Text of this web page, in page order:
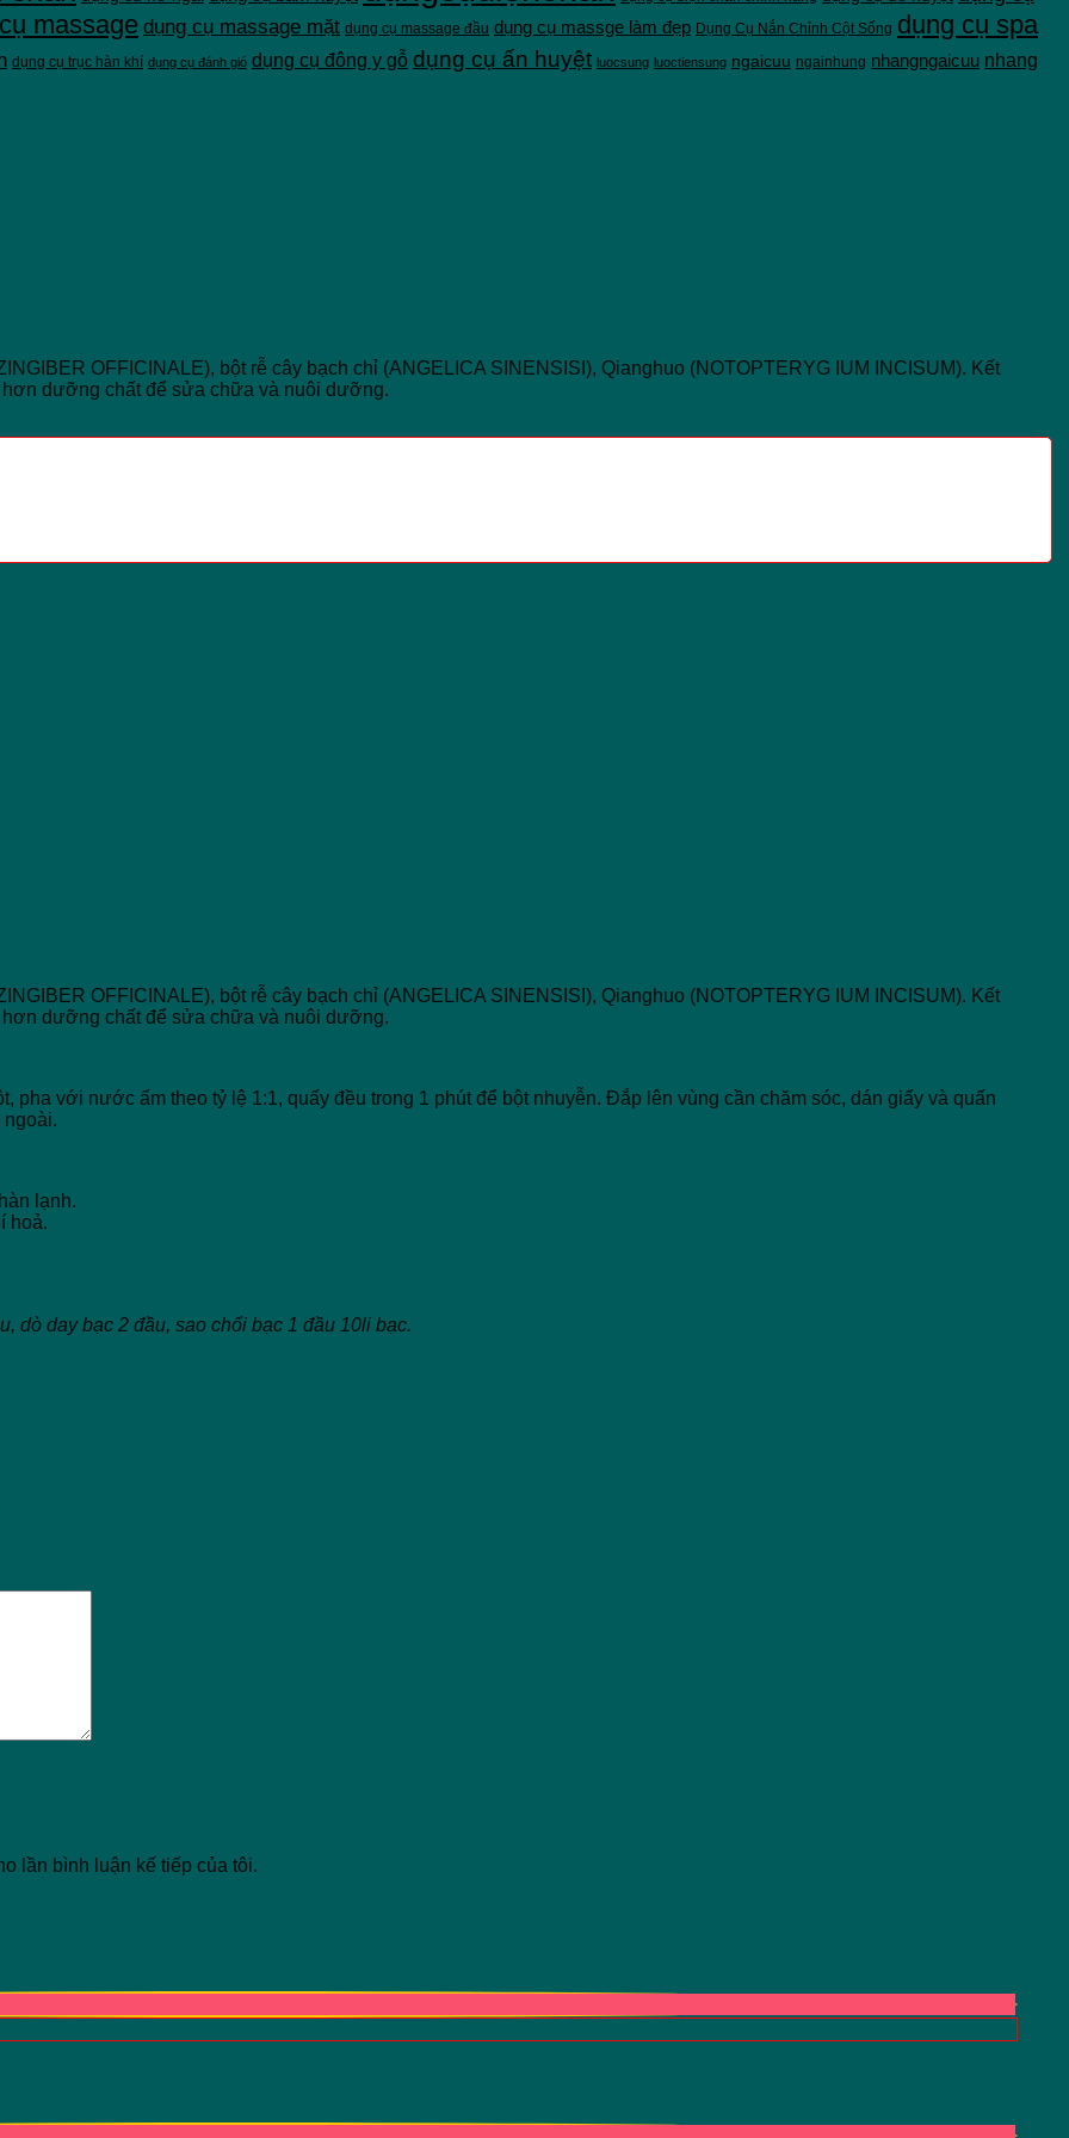
massage dụng cụ massage mặt dụng cụ massage đầu dụng cụ massge làm đẹp Dụng Cụ Nắn Chỉnh Cột Sống dụng cụ spa
dụng cụ trục hàn khí dụng cụ đánh gió dụng cụ đông y gỗ dụng cụ ấn huyệt luocsung luoctiensung ngaicuu ngainhung nhangngaicuu nhang
OFFICINALE), bột rễ cây bạch chỉ (ANGELICA SINENSISI), Qianghuo (NOTOPTERYG IUM INCISUM). Kết
hơn dưỡng chất để sửa chữa và nuôi dưỡng.
OFFICINALE), bột rễ cây bạch chỉ (ANGELICA SINENSISI), Qianghuo (NOTOPTERYG IUM INCISUM). Kết
hơn dưỡng chất để sửa chữa và nuôi dưỡng.
pha với nước ấm theo tỷ lệ 1:1, quấy đều trong 1 phút để bột nhuyễn. Đắp lên vùng cần chăm sóc, dán giấy và quấn
ngoài.
lạnh.
hoả.
dò day bạc 2 đầu, sao chổi bạc 1 đầu 10li bạc.
lần bình luận kế tiếp của tôi.